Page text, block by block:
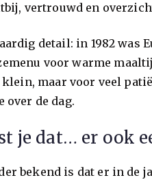
vertrouwd en
detail: in 1982 was
voor warme
maar voor veel
over de dag.
je dat… er ook
bekend is dat er in de